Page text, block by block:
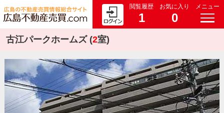
閲覧履歴
1
お気に入り
0
メニュー
古江パークホームズ (2室)